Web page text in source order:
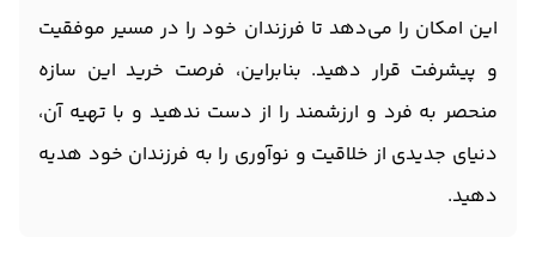
این امکان را می‌دهد تا فرزندان خود را در مسیر موفقیت
و پیشرفت قرار دهید. بنابراین، فرصت خرید این سازه
منحصر به فرد و ارزشمند را از دست ندهید و با تهیه آن،
دنیای جدیدی از خلاقیت و نوآوری را به فرزندان خود هدیه
دهید.